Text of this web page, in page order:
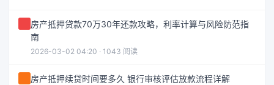
房产抵押贷款70万30年还款攻略，利率计算与风险防范指
南
2026-03-02 04:20 · 1043 阅读
房产抵押续贷时间要多久 银行审核评估放款流程详解